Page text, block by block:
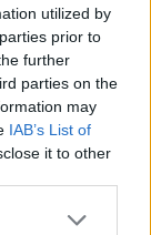
utilized by
prior to
further
parties on the
may
IAB’s List of
it to other
more Google
#VIDEÓ